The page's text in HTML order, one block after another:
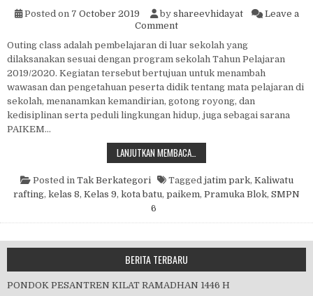
Posted on 7 October 2019 by shareevhidayat
Leave a
Commenton OUTING KELAS 2019
Outing class adalah pembelajaran di luar sekolah yang
dilaksanakan sesuai dengan program sekolah Tahun Pelajaran
2019/2020. Kegiatan tersebut bertujuan untuk menambah
wawasan dan pengetahuan peserta didik tentang mata pelajaran di
sekolah, menanamkan kemandirian, gotong royong, dan
kedisiplinan serta peduli lingkungan hidup, juga sebagai sarana
PAIKEM…
LANJUTKAN MEMBACA…
Posted in Tak Berkategori Tagged jatim park, Kaliwatu
rafting, kelas 8, Kelas 9, kota batu, paikem, Pramuka Blok, SMPN
6
BERITA TERBARU
PONDOK PESANTREN KILAT RAMADHAN 1446 H